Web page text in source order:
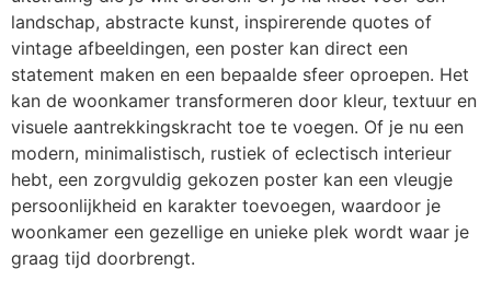
landschap, abstracte kunst, inspirerende quotes of
vintage afbeeldingen, een poster kan direct een
statement maken en een bepaalde sfeer oproepen. Het
kan de woonkamer transformeren door kleur, textuur en
visuele aantrekkingskracht toe te voegen. Of je nu een
modern, minimalistisch, rustiek of eclectisch interieur
hebt, een zorgvuldig gekozen poster kan een vleugje
persoonlijkheid en karakter toevoegen, waardoor je
woonkamer een gezellige en unieke plek wordt waar je
graag tijd doorbrengt.